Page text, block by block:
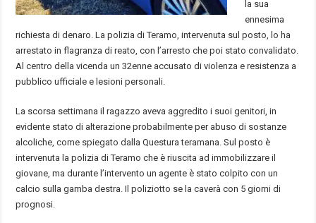
la sua
ennesima
richiesta di denaro. La polizia di Teramo, intervenuta sul posto, lo ha
arrestato in flagranza di reato, con l’arresto che poi stato convalidato.
Al centro della vicenda un 32enne accusato di violenza e resistenza a
pubblico ufficiale e lesioni personali.
La scorsa settimana il ragazzo aveva aggredito i suoi genitori, in
evidente stato di alterazione probabilmente per abuso di sostanze
alcoliche, come spiegato dalla Questura teramana. Sul posto è
intervenuta la polizia di Teramo che è riuscita ad immobilizzare il
giovane, ma durante l’intervento un agente è stato colpito con un
calcio sulla gamba destra. Il poliziotto se la caverà con 5 giorni di
prognosi.